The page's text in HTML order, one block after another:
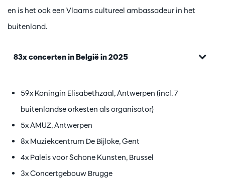
en is het ook een Vlaams cultureel ambassadeur in het
buitenland.
83x concerten in België in 2025
59x Koningin Elisabethzaal, Antwerpen (incl. 7
buitenlandse orkesten als organisator)
5x AMUZ, Antwerpen
8x Muziekcentrum De Bijloke, Gent
4x Paleis voor Schone Kunsten, Brussel
3x Concertgebouw Brugge